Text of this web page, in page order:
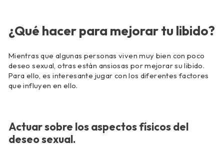
¿Qué hacer para mejorar tu libido?
Mientras que algunas personas viven muy bien con poco
deseo sexual, otras están ansiosas por mejorar su libido.
Para ello, es interesante jugar con los diferentes factores
que influyen en ello.
Actuar sobre los aspectos físicos del
deseo sexual.